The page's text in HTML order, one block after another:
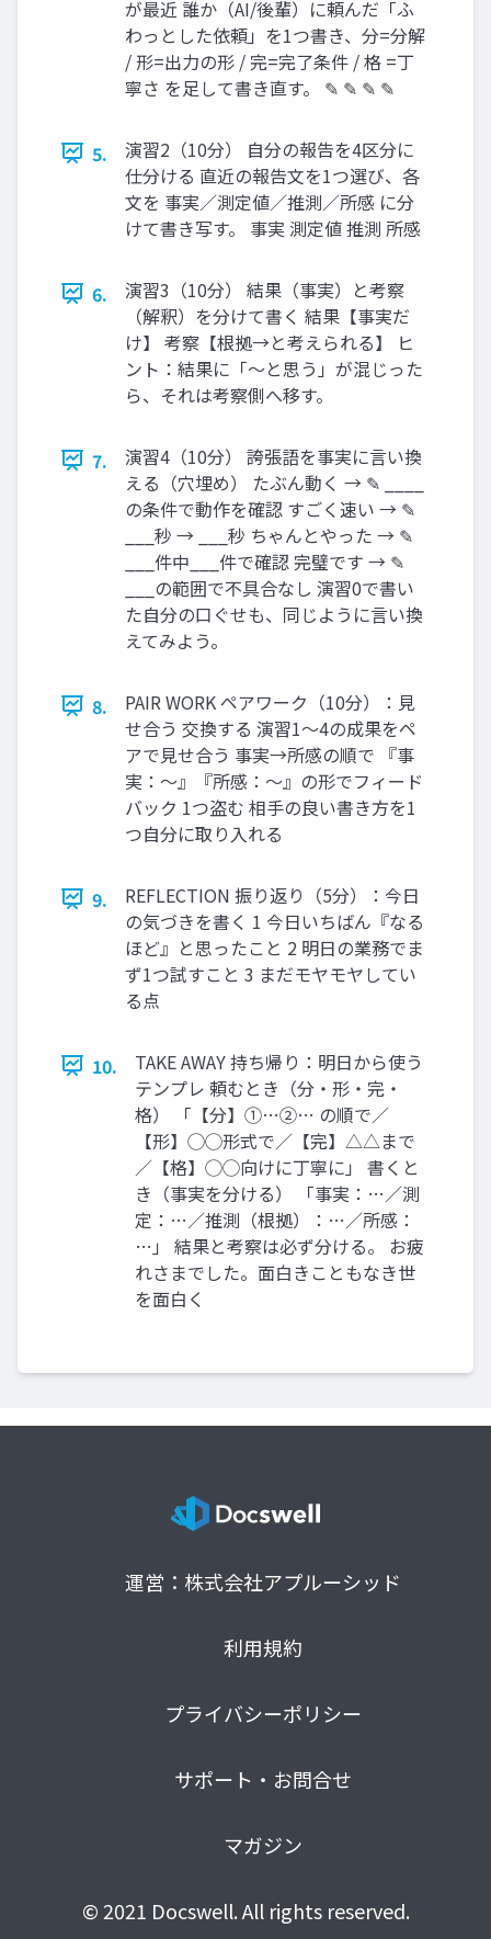
が最近 誰か（AI/後輩）に頼んだ「ふ
わっとした依頼」を1つ書き、分=分解
/ 形=出力の形 / 完=完了条件 / 格 =丁
寧さ を足して書き直す。 ✎ ✎ ✎ ✎
5.
演習2（10分） 自分の報告を4区分に
仕分ける 直近の報告文を1つ選び、各
文を 事実／測定値／推測／所感 に分
けて書き写す。 事実 測定値 推測 所感
6.
演習3（10分） 結果（事実）と考察
（解釈）を分けて書く 結果【事実だ
け】 考察【根拠→と考えられる】 ヒ
ント：結果に「〜と思う」が混じった
ら、それは考察側へ移す。
7.
演習4（10分） 誇張語を事実に言い換
える（穴埋め） たぶん動く → ✎ ____
の条件で動作を確認 すごく速い → ✎
___秒 → ___秒 ちゃんとやった → ✎
___件中___件で確認 完璧です → ✎
___の範囲で不具合なし 演習0で書い
た自分の口ぐせも、同じように言い換
えてみよう。
8.
PAIR WORK ペアワーク（10分）：見
せ合う 交換する 演習1〜4の成果をペ
アで見せ合う 事実→所感の順で 『事
実：〜』『所感：〜』の形でフィード
バック 1つ盗む 相手の良い書き方を1
つ自分に取り入れる
9.
REFLECTION 振り返り（5分）：今日
の気づきを書く 1 今日いちばん『なる
ほど』と思ったこと 2 明日の業務でま
ず1つ試すこと 3 まだモヤモヤしてい
る点
10.
TAKE AWAY 持ち帰り：明日から使う
テンプレ 頼むとき（分・形・完・
格） 「【分】①…②… の順で／
【形】◯◯形式で／【完】△△まで
／【格】◯◯向けに丁寧に」 書くと
き（事実を分ける） 「事実：…／測
定：…／推測（根拠）：…／所感：
…」 結果と考察は必ず分ける。 お疲
れさまでした。面白きこともなき世
を面白く
運営：株式会社アプルーシッド
利用規約
プライバシーポリシー
サポート・お問合せ
マガジン
© 2021 Docswell. All rights reserved.